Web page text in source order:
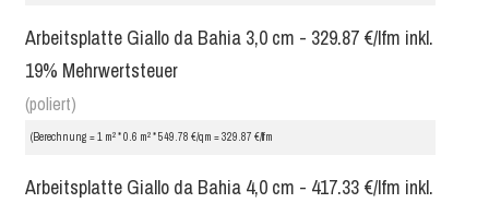
Arbeitsplatte Giallo da Bahia 3,0 cm - 329.87 €/lfm inkl.
19% Mehrwertsteuer
(poliert)
(Berechnung = 1 m2* 0.6 m2* 549.78 €/qm = 329.87 €/lfm
Arbeitsplatte Giallo da Bahia 4,0 cm - 417.33 €/lfm inkl.